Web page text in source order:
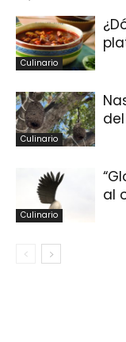
Culinario
Culinario
Culinario
al